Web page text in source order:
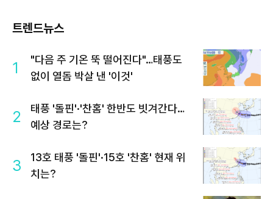
트렌드뉴스
1
"다음 주 기온 뚝 떨어진다"…태풍도
없이 열돔 박살 낸 '이것'
2
태풍 '돌핀'·'찬홈' 한반도 빗겨간다…
예상 경로는?
3
13호 태풍 '돌핀'·15호 '찬홈' 현재 위
치는?